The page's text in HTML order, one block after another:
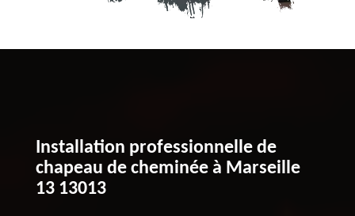
Installation professionnelle de
chapeau de cheminée à Marseille
13 13013